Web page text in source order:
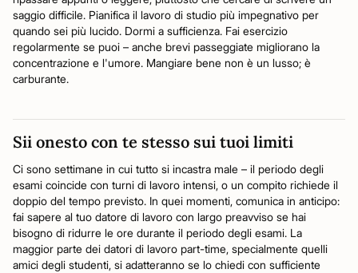
saggio difficile. Pianifica il lavoro di studio più impegnativo per
quando sei più lucido. Dormi a sufficienza. Fai esercizio
regolarmente se puoi – anche brevi passeggiate migliorano la
concentrazione e l'umore. Mangiare bene non è un lusso; è
carburante.
Sii onesto con te stesso sui tuoi limiti
Ci sono settimane in cui tutto si incastra male – il periodo degli
esami coincide con turni di lavoro intensi, o un compito richiede il
doppio del tempo previsto. In quei momenti, comunica in anticipo:
fai sapere al tuo datore di lavoro con largo preavviso se hai
bisogno di ridurre le ore durante il periodo degli esami. La
maggior parte dei datori di lavoro part-time, specialmente quelli
amici degli studenti, si adatteranno se lo chiedi con sufficiente